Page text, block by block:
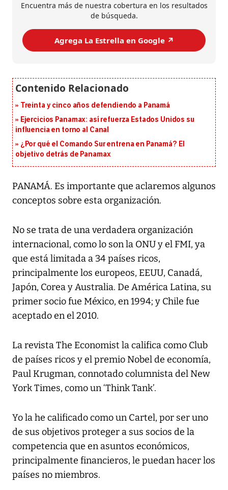
Encuentra más de nuestra cobertura en los resultados
de búsqueda.
Agrega La Estrella en Google ↗️
Treinta y cinco años defendiendo a Panamá
Ejercicios Panamax: así refuerza Estados Unidos su
influencia en torno al Canal
¿Por qué el Comando Sur entrena en Panamá? El
objetivo detrás de Panamax
PANAMÁ. Es importante que aclaremos algunos
conceptos sobre esta organización.
No se trata de una verdadera organización
internacional, como lo son la ONU y el FMI, ya
que está limitada a 34 países ricos,
principalmente los europeos, EEUU, Canadá,
Japón, Corea y Australia. De América Latina, su
primer socio fue México, en 1994; y Chile fue
aceptado en el 2010.
La revista The Economist la califica como Club
de países ricos y el premio Nobel de economía,
Paul Krugman, connotado columnista del New
York Times, como un ‘Think Tank’.
Yo la he calificado como un Cartel, por ser uno
de sus objetivos proteger a sus socios de la
competencia que en asuntos económicos,
principalmente financieros, le puedan hacer los
países no miembros.